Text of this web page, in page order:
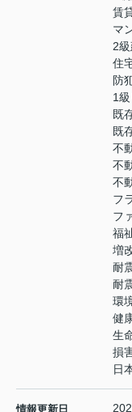
賃
マ
2
住
防
1
既
既
不
不
不
フ
フ
福
増
耐
耐
環
健
生
損
日
情報更新日